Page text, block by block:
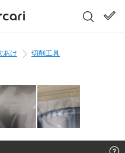
あけ 切削工具